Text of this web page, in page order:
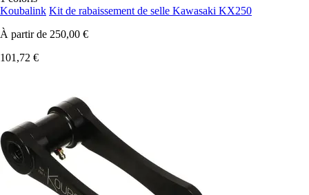
Koubalink Kit de rabaissement de selle Kawasaki KX250
À partir de 250,00 €
101,72 €